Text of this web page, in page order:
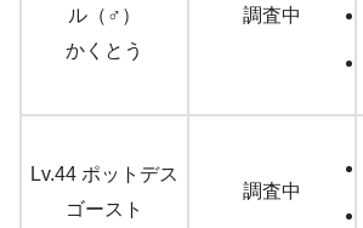
ル（♂）
かくとう
調査中
Lv.44 ポットデス
ゴースト
調査中